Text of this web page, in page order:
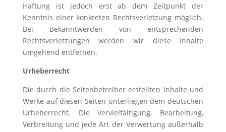
Haftung ist jedoch erst ab dem Zeitpunkt der
Kenntnis einer konkreten Rechtsverletzung möglich.
Bei Bekanntwerden von entsprechenden
Rechtsverletzungen werden wir diese Inhalte
umgehend entfernen.
Urheberrecht
Die durch die Seitenbetreiber erstellten Inhalte und
Werke auf diesen Seiten unterliegen dem deutschen
Urheberrecht. Die Vervielfältigung, Bearbeitung,
Verbreitung und jede Art der Verwertung außerhalb